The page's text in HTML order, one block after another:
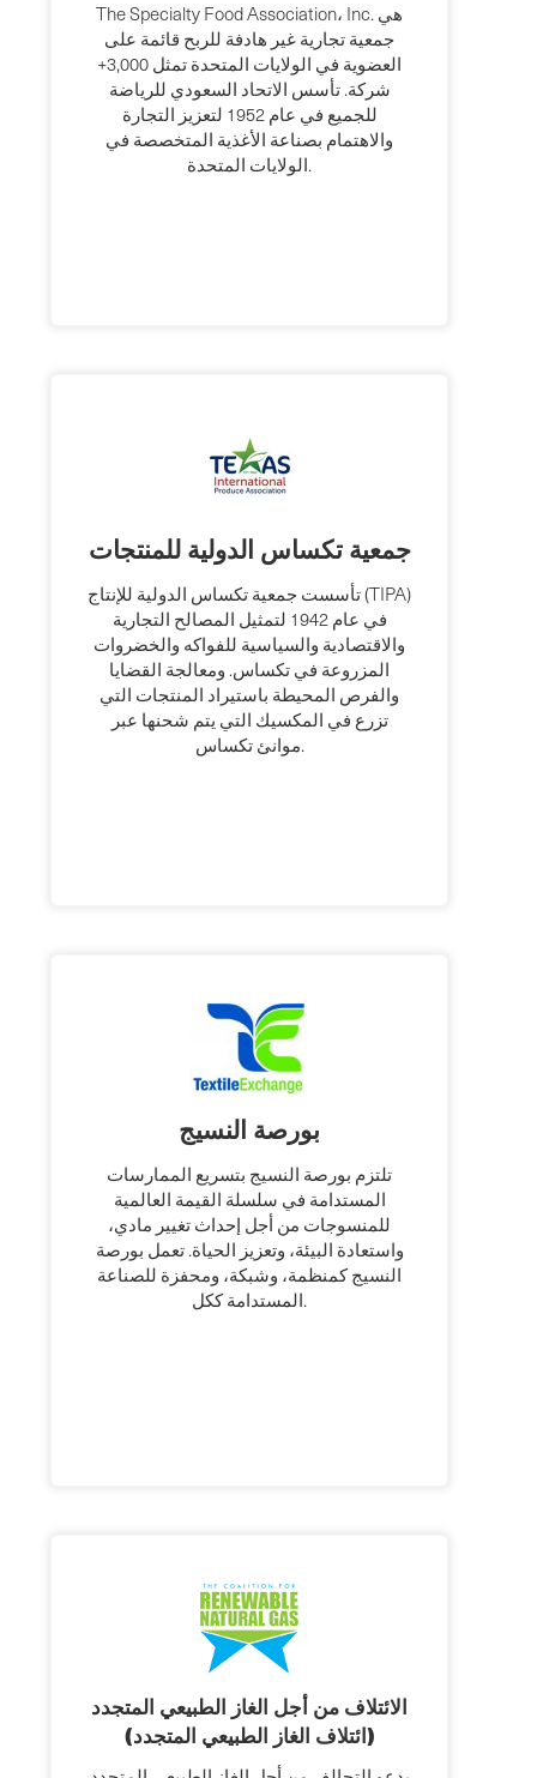
The Specialty Food Association، Inc. هي
جمعية تجارية غير هادفة للربح قائمة على
العضوية في الولايات المتحدة تمثل 3,000+
شركة. تأسس الاتحاد السعودي للرياضة
للجميع في عام 1952 لتعزيز التجارة
والاهتمام بصناعة الأغذية المتخصصة في
الولايات المتحدة.
جمعية تكساس الدولية للمنتجات
تأسست جمعية تكساس الدولية للإنتاج (TIPA)
في عام 1942 لتمثيل المصالح التجارية
والاقتصادية والسياسية للفواكه والخضروات
المزروعة في تكساس. ومعالجة القضايا
والفرص المحيطة باستيراد المنتجات التي
تزرع في المكسيك التي يتم شحنها عبر
موانئ تكساس.
بورصة النسيج
تلتزم بورصة النسيج بتسريع الممارسات
المستدامة في سلسلة القيمة العالمية
للمنسوجات من أجل إحداث تغيير مادي،
واستعادة البيئة، وتعزيز الحياة. تعمل بورصة
النسيج كمنظمة، وشبكة، ومحفزة للصناعة
المستدامة ككل.
الائتلاف من أجل الغاز الطبيعي المتجدد
(ائتلاف الغاز الطبيعي المتجدد)